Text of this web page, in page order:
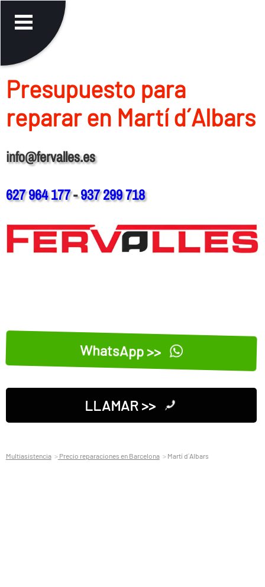
Presupuesto para
reparar en Martí d´Albars
info@fervalles.es
627 964 177-937 299 718
WhatsApp >>
LLAMAR >>
Multiasistencia Precio reparaciones en Barcelona Martí d´Albars